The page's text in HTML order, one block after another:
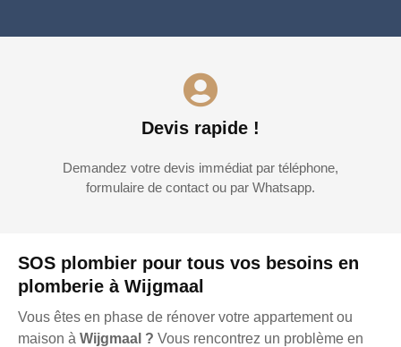
SOS plombier pour tous vos besoins en
plomberie à Wijgmaal
Vous êtes en phase de rénover votre appartement ou
maison à Wijgmaal ? Vous rencontrez un problème en
Devis rapide !
Demandez votre devis immédiat par téléphone,
formulaire de contact ou par Whatsapp.